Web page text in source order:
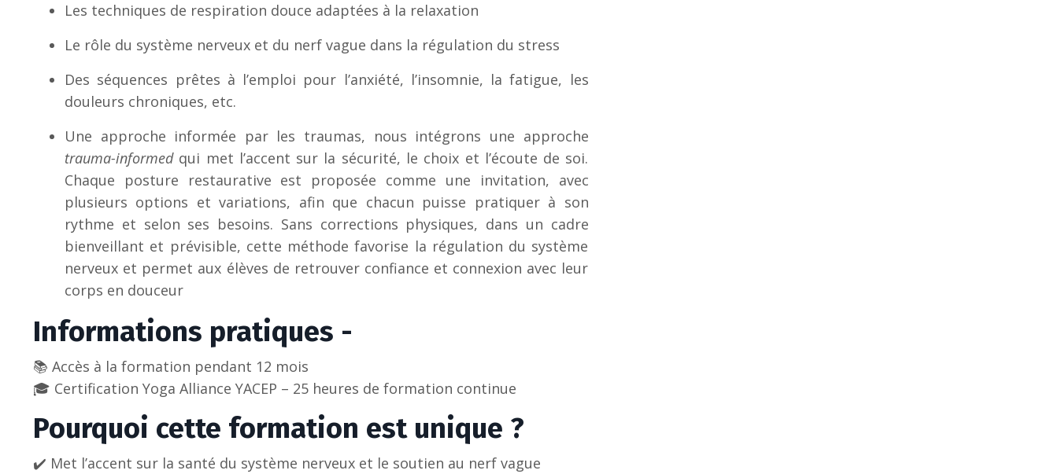
Les techniques de respiration douce adaptées à la relaxation
Le rôle du système nerveux et du nerf vague dans la régulation du stress
Des séquences prêtes à l’emploi pour l’anxiété, l’insomnie, la fatigue, les
douleurs chroniques, etc.
Une approche informée par les traumas, nous intégrons une approche
trauma-informedqui met l’accent sur la sécurité, le choix et l’écoute de soi.
Chaque posture restaurative est proposée comme une invitation, avec
plusieurs options et variations, afin que chacun puisse pratiquer à son
rythme et selon ses besoins. Sans corrections physiques, dans un cadre
bienveillant et prévisible, cette méthode favorise la régulation du système
nerveux et permet aux élèves de retrouver confiance et connexion avec leur
corps en douceur
Informations pratiques -
📚 Accès à la formation pendant 12 mois
🎓 Certification Yoga Alliance YACEP – 25 heures de formation continue
Pourquoi cette formation est unique ?
✔️ Met l’accent sur la santé du système nerveux et le soutien au nerf vague